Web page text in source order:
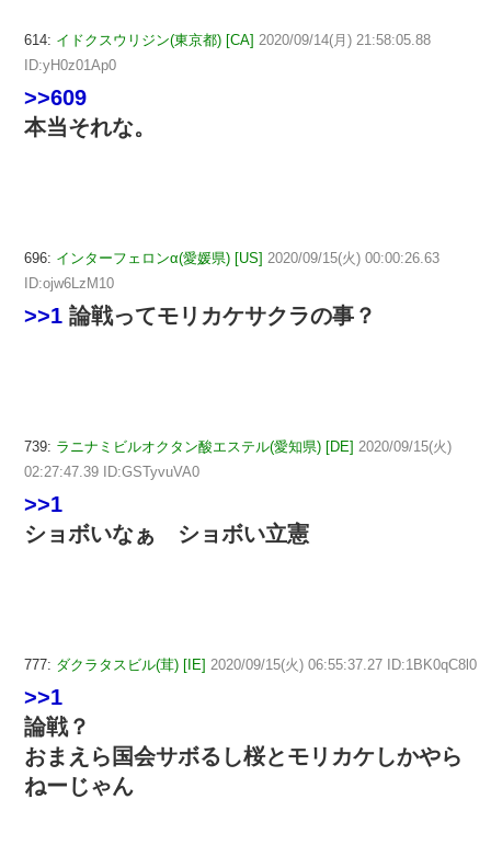
614: イドクスウリジン(東京都) [CA] 2020/09/14(月) 21:58:05.88
ID:yH0z01Ap0
>>609
本当それな。
696: インターフェロンα(愛媛県) [US] 2020/09/15(火) 00:00:26.63
ID:ojw6LzM10
>>1 論戦ってモリカケサクラの事？
739: ラニナミビルオクタン酸エステル(愛知県) [DE] 2020/09/15(火)
02:27:47.39 ID:GSTyvuVA0
>>1
ショボいなぁ ショボい立憲
777: ダクラタスビル(茸) [IE] 2020/09/15(火) 06:55:37.27 ID:1BK0qC8l0
>>1
論戦？
おまえら国会サボるし桜とモリカケしかやら
ねーじゃん